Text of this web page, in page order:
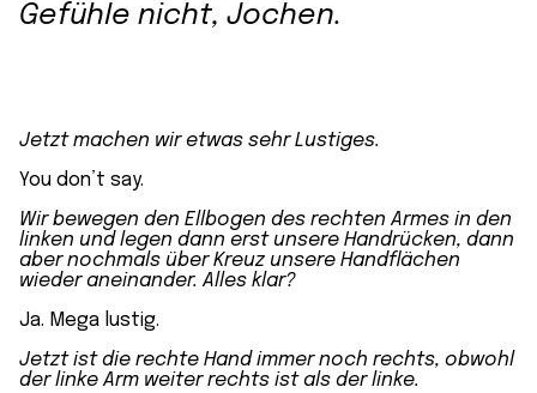
Gefühle nicht, Jochen.
Jetzt machen wir etwas sehr Lustiges.
You don’t say.
Wir bewegen den Ellbogen des rechten Armes in den
linken und legen dann erst unsere Handrücken, dann
aber nochmals über Kreuz unsere Handflächen
wieder aneinander. Alles klar?
Ja. Mega lustig.
Jetzt ist die rechte Hand immer noch rechts, obwohl
der linke Arm weiter rechts ist als der linke.